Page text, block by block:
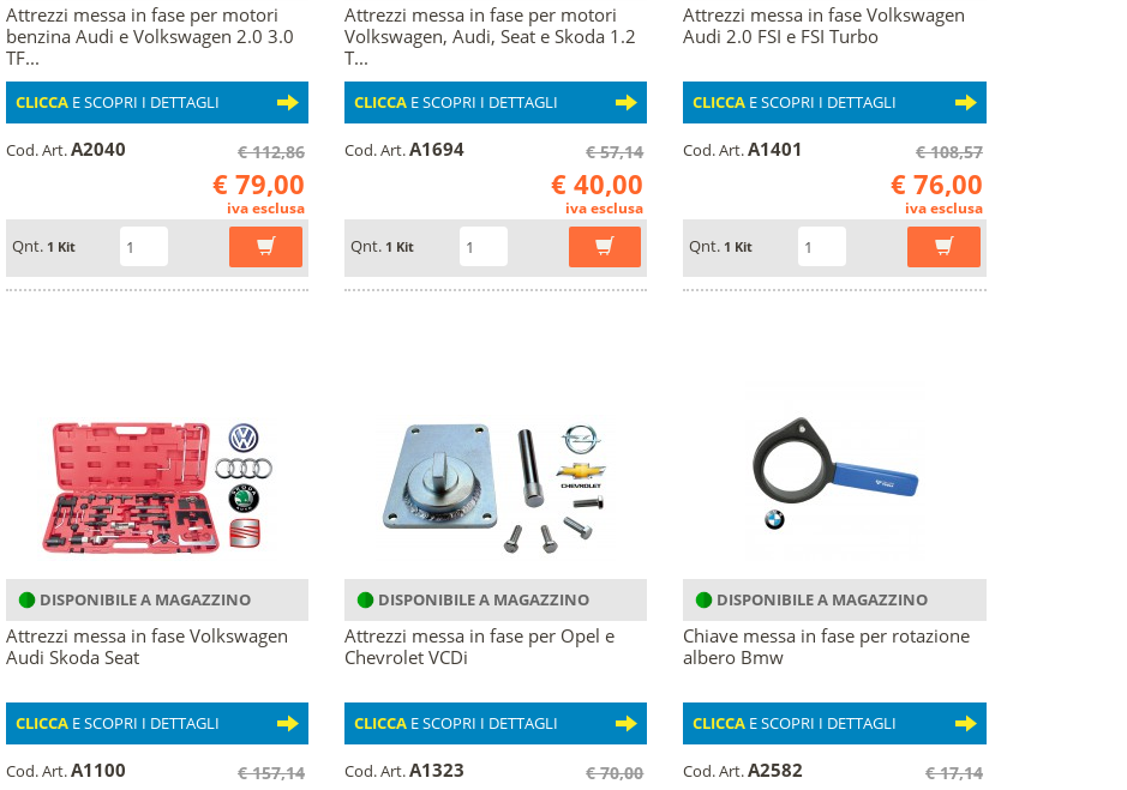
Attrezzi messa in fase per motori
benzina Audi e Volkswagen 2.0 3.0
TF...
CLICCAE SCOPRI I DETTAGLI
Cod. Art.A2040 € 112,86
€ 79,00
iva esclusa
Qnt. 1 Kit
Attrezzi messa in fase per motori
Volkswagen, Audi, Seat e Skoda 1.2
T...
CLICCAE SCOPRI I DETTAGLI
Cod. Art.A1694 € 57,14
€ 40,00
iva esclusa
Qnt. 1 Kit
Attrezzi messa in fase Volkswagen
Audi 2.0 FSI e FSI Turbo
CLICCA E SCOPRI I DETTAGLI
Cod. Art.A1401 € 108,57
€ 76,00
iva esclusa
Qnt. 1 Kit
DISPONIBILE A MAGAZZINO
Attrezzi messa in fase Volkswagen
Audi Skoda Seat
CLICCAE SCOPRI I DETTAGLI
Cod. Art.A1100 € 157,14
DISPONIBILE A MAGAZZINO
Attrezzi messa in fase per Opel e
Chevrolet VCDi
CLICCAE SCOPRI I DETTAGLI
Cod. Art.A1323 € 70,00
DISPONIBILE A MAGAZZINO
Chiave messa in fase per rotazione
albero Bmw
CLICCA E SCOPRI I DETTAGLI
Cod. Art.A2582 € 17,14